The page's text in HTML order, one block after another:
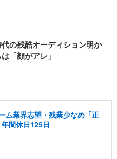
の残酷オーディション明か
「顔がアレ」
ム業界志望・残業少なめ「正
間休日125日